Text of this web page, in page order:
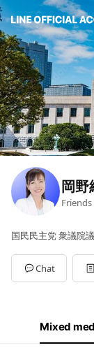
岡野
Friends
国民民主党 衆議院
Chat
Mixed